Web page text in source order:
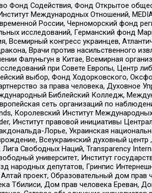
Фонд Содействия, Фонд Открытое
Международных Отношений, MEDIA
России, Черноморский фонд
исследований, Германский фонд
конгресс украинцев,
Врачи против насильственного
Фалуньгун в Китае, Всемирная
при Совете Европы, Центр
выбор, Фонд Ходорковского,
за права человека, Духовное
Библейский Колледж,
сеть организаций по
Королевский Институт
Институт правовой инициативы
Лорье, Украинская
Всеукраинский духовный центр
Свободных Наций, Transparеncy
университет, Институт
народных депутатов, Гринпис
проект, Образовательный дом
Тбилиси, Дом прав человека Ереван,